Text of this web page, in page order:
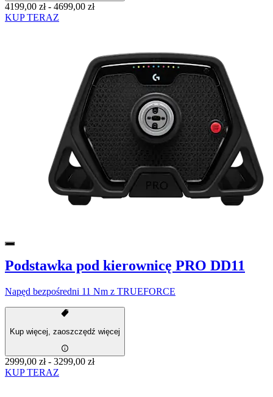
4199,00 zł- 4699,00 zł
KUP TERAZ
Podstawka pod kierownicę PRO DD11
Napęd bezpośredni 11 Nm z TRUEFORCE
Kup więcej, zaoszczędź więcej
2999,00 zł- 3299,00 zł
KUP TERAZ